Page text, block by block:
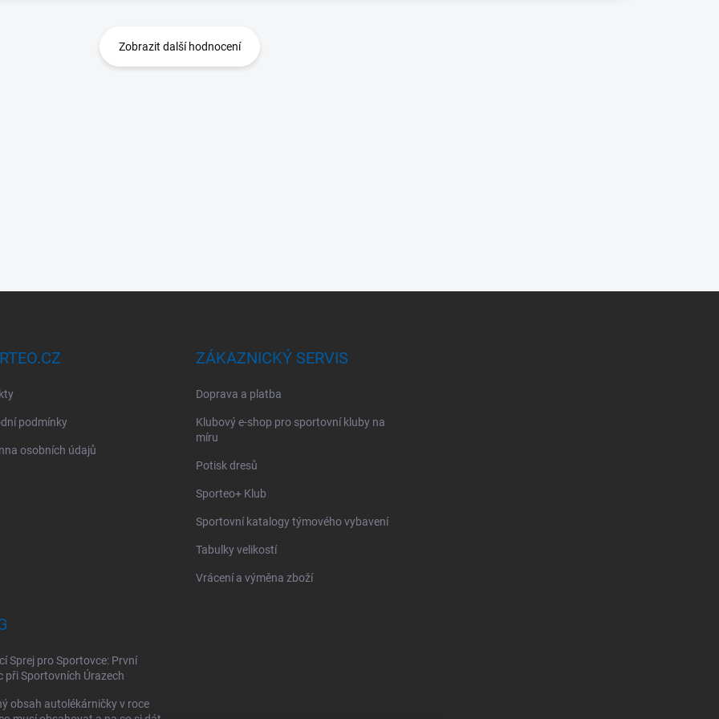
Zobrazit další hodnocení
podmínky
osobních údajů
ZÁKAZNICKÝ SERVIS
Doprava a platba
Klubový e-shop pro sportovní kluby na
míru
Potisk dresů
Sporteo+ Klub
Sportovní katalogy týmového vybavení
Tabulky velikostí
Vrácení a výměna zboží
Sprej pro Sportovce: První
při Sportovních Úrazech
obsah autolékárničky v roce